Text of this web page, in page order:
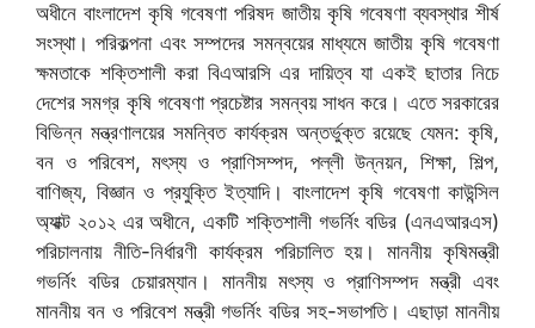
অধীনে বাংলাদেশ কৃষি গবেষণা পরিষদ জাতীয় কৃষি গবেষণা ব্যবস্থার শীর্ষ
সংস্থা। পরিকল্পনা এবং সম্পদের সমন্বয়ের মাধ্যমে জাতীয় কৃষি গবেষণা
ক্ষমতাকে শক্তিশালী করা বিএআরসি এর দায়িত্ব যা একই ছাতার নিচে
দেশের সমগ্র কৃষি গবেষণা প্রচেষ্টার সমন্বয় সাধন করে। এতে সরকারের
বিভিন্ন মন্ত্রণালয়ের সমন্বিত কার্যক্রম অন্তর্ভুক্ত রয়েছে যেমন: কৃষি,
বন ও পরিবেশ, মৎস্য ও প্রাণিসম্পদ, পল্লী উন্নয়ন, শিক্ষা, শিল্প,
বাণিজ্য, বিজ্ঞান ও প্রযুক্তি ইত্যাদি। বাংলাদেশ কৃষি গবেষণা কাউন্সিল
অ্যাক্ট ২০১২ এর অধীনে, একটি শক্তিশালী গভর্নিং বডির (এনএআরএস)
পরিচালনায় নীতি-নির্ধারণী কার্যক্রম পরিচালিত হয়। মাননীয় কৃষিমন্ত্রী
গভর্নিং বডির চেয়ারম্যান। মাননীয় মৎস্য ও প্রাণিসম্পদ মন্ত্রী এবং
মাননীয় বন ও পরিবেশ মন্ত্রী গভর্নিং বডির সহ-সভাপতি। এছাড়া মাননীয়